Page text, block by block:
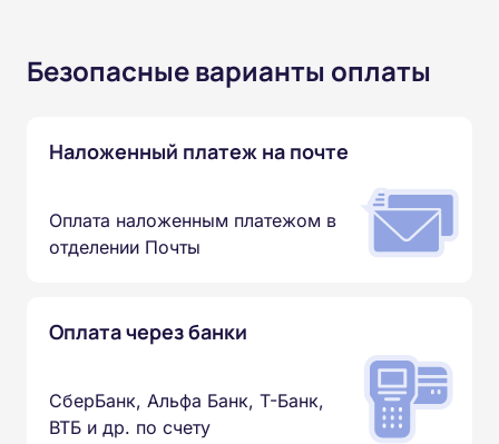
Безопасные варианты оплаты
Наложенный платеж на почте
Оплата наложенным платежом в
отделении Почты
Оплата через банки
СберБанк, Альфа Банк, Т-Банк,
ВТБ и др. по счету